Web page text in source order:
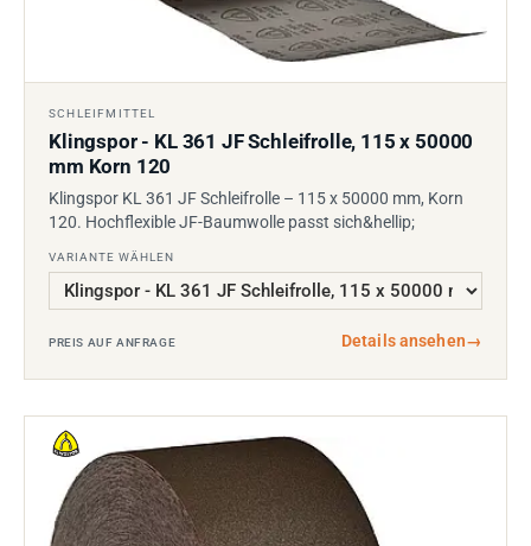
SCHLEIFMITTEL
Klingspor - KL 361 JF Schleifrolle, 115 x 50000
mm Korn 120
Klingspor KL 361 JF Schleifrolle – 115 x 50000 mm, Korn
120. Hochflexible JF-Baumwolle passt sich&hellip;
VARIANTE WÄHLEN
PREIS AUF ANFRAGE Details ansehen→